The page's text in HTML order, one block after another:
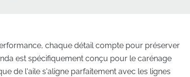
chaque détail compte pour préserver
est spécifiquement conçu pour le carénage
de l'aile s'aligne parfaitement avec les lignes